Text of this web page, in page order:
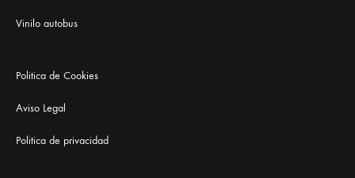
Vinilo autobus
Politica de Cookies
Aviso Legal
Politica de privacidad